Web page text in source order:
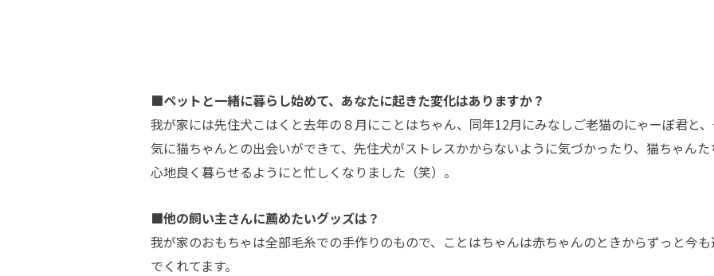
■ペットと一緒に暮らし始めて、あなたに起きた変化はありますか？
我が家には先住犬こはくと去年の８月にことはちゃん、同年12月にみなしご老猫のにゃーぼ君と
気に猫ちゃんとの出会いができて、先住犬がストレスかからないように気づかったり、猫ちゃんた
心地良く暮らせるようにと忙しくなりました（笑）。
■他の飼い主さんに薦めたいグッズは？
我が家のおもちゃは全部毛糸での手作りのもので、ことはちゃんは赤ちゃんのときからずっと今も
でくれてます。